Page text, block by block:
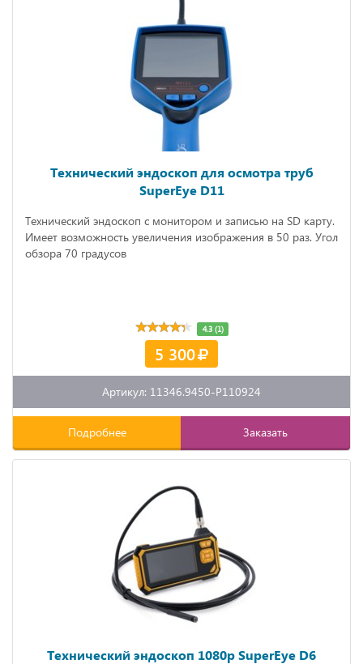
Технический эндоскоп для осмотра труб
SuperEye D11
Технический эндоскоп с монитором и записью на SD карту.
Имеет возможность увеличения изображения в 50 раз. Угол
обзора 70 градусов
4.3 (1)
5 300
Артикул: 11346.9450-P110924
Подробнее Заказать
Технический эндоскоп 1080р SuperEye D6